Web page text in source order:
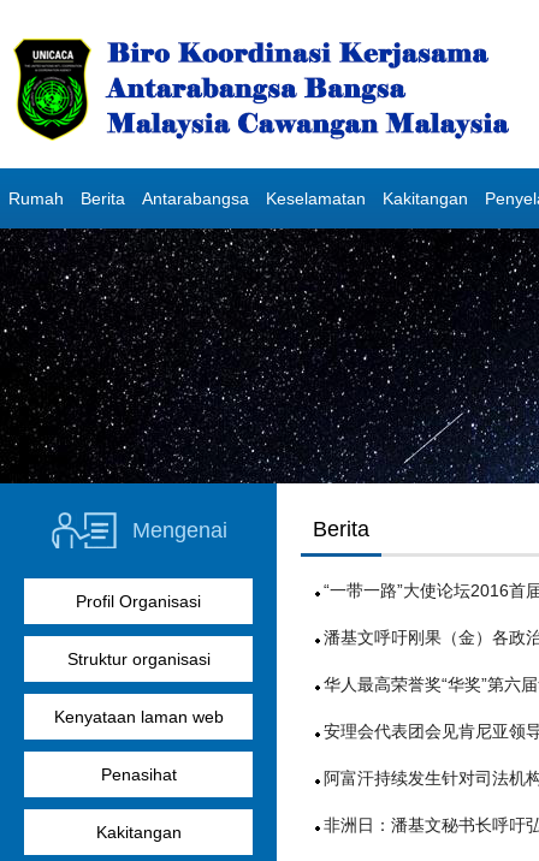
Rumah Berita Antarabangsa Keselamatan Kakitangan
Mengenai
Profil Organisasi
Struktur organisasi
Kenyataan laman web
Penasihat
Kakitangan
Berita
“一带一路”大使论坛2016首
潘基文呼吁刚果（金）各政
华人最高荣誉奖“华奖”第六
安理会代表团会见肯尼亚领
阿富汗持续发生针对司法机
非洲日：潘基文秘书长呼吁